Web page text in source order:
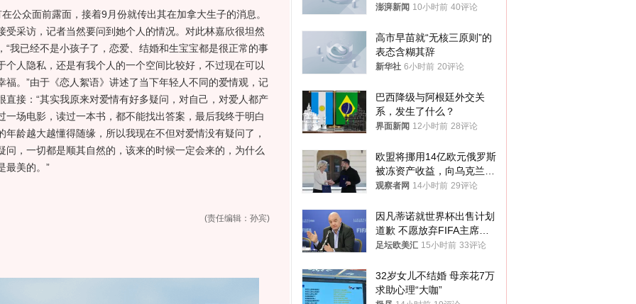
众面前露面，接着9月份就传出其在加拿大生子的消息。
受采访，记者当然要问到她个人的情况。对此林嘉欣很坦然
我已经不是小孩子了，恋爱、结婚和生宝宝都是很正常的事
人隐私，还是有我个人的一个空间比较好，不过现在可以
。”由于《恋人絮语》讲述了当下年轻人不同的爱情观，记
接：“其实我原来对爱情有好多疑问，对自己，对爱人都产
场电影，读过一本书，都不能找出答案，最后我终于明白
龄越大越懂得随缘，所以我现在不但对爱情没有疑问了，
，一切都是顺其自然的，该来的时候一定会来的，为什么
最美的。”
(责任编辑：孙宾)
迁款八年未果
澎湃新闻 10小时前 40评论
高市早苗就“无核三原则”的
表态含糊其辞
新华社 6小时前 20评论
巴西降级与阿根廷外交关
系，发生了什么？
界面新闻 12小时前 28评论
欧盟将挪用14亿欧元俄罗斯
被冻资产收益，向乌克兰提
供援助
观察者网 14小时前 29评论
因凡蒂诺就世界杯出售计划
道歉 不愿放弃FIFA主席职
位
足坛欧美汇 15小时前 33评论
32岁女儿不结婚 母亲花7万
求助心理“大咖”